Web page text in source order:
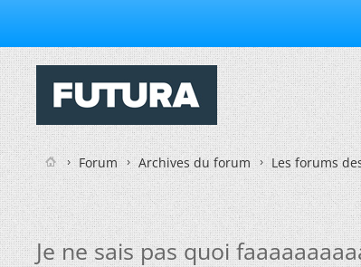
Forum Archives du forum Les forums
Je ne sais pas quoi